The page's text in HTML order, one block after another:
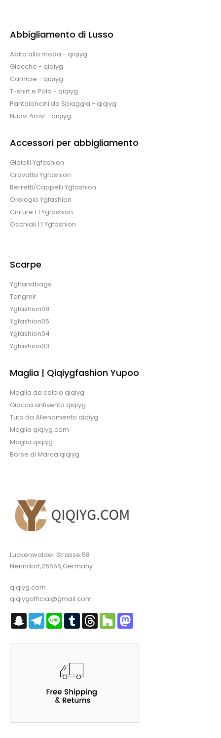
Abbigliamento di Lusso
Abito alla moda - qiqiyg
Giacche - qiqiyg
Camicie - qiqiyg
T-shirt e Polo - qiqiyg
Pantaloncini da Spiaggia - qiqiyg
Nuovi Arrivi - qiqiyg
Accessori per abbigliamento
Gioielli Ygfashion
Cravatta Ygfashion
Berretti/Cappelli Ygfashion
Orologio Ygfashion
Cinture 1:1 Ygfashion
Occhiali 1:1 Ygfashion
Scarpe
Yghandbags
Tangmir
Ygfashion08
Ygfashion05
Ygfashion04
Ygfashion03
Maglia | Qiqiygfashion Yupoo
Maglia da calcio qiqiyg
Giacca antivento qiqiyg
Tuta da Allenamento qiqiyg
Maglia qiqiyg.com
Maglia qiqiyg
Borse di Marca qiqiyg
Luckenwalder Strasse 58
Nenndorf,26556,Germany
qiqiyg.com
qiqiygofficial@gmail.com
SnapchatTelegram
Line TumblrThreadsHouzz